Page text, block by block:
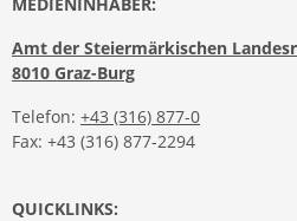
Amt der Steiermärkischen
8010 Graz-Burg
Telefon: +43 (316) 877-0
Fax: +43 (316) 877-2294
QUICKLINKS: